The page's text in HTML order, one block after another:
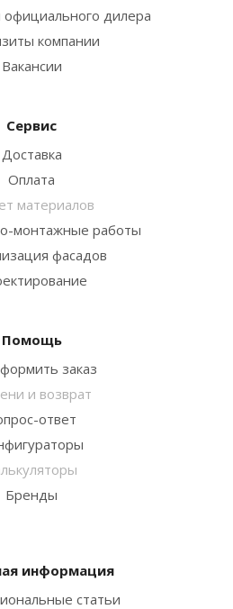
дилера
компании
Вакансии
Сервис
Доставка
Оплата
материалов
монтажные работы
фасадов
Помощь
заказ
и возврат
ответ
Бренды
информация
статьи